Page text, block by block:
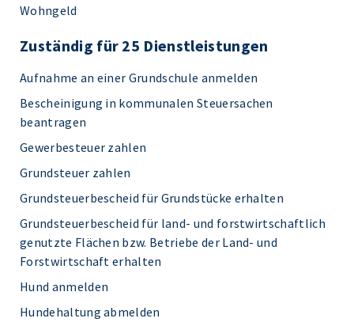
Wohngeld
Zuständig für 25 Dienstleistungen
Aufnahme an einer Grundschule anmelden
Bescheinigung in kommunalen Steuersachen
beantragen
Gewerbesteuer zahlen
Grundsteuer zahlen
Grundsteuerbescheid für Grundstücke erhalten
Grundsteuerbescheid für land- und forstwirtschaftlich
genutzte Flächen bzw. Betriebe der Land- und
Forstwirtschaft erhalten
Hund anmelden
Hundehaltung abmelden